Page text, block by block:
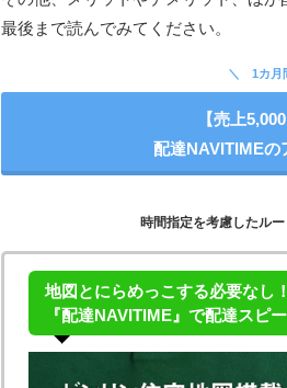
最後まで読んでみてください。
1カ月
【売上
配達NAVITIMEの
時間指定を考慮したル
地図とにらめっこする必要なし！
『配達NAVITIME』で配達スピ